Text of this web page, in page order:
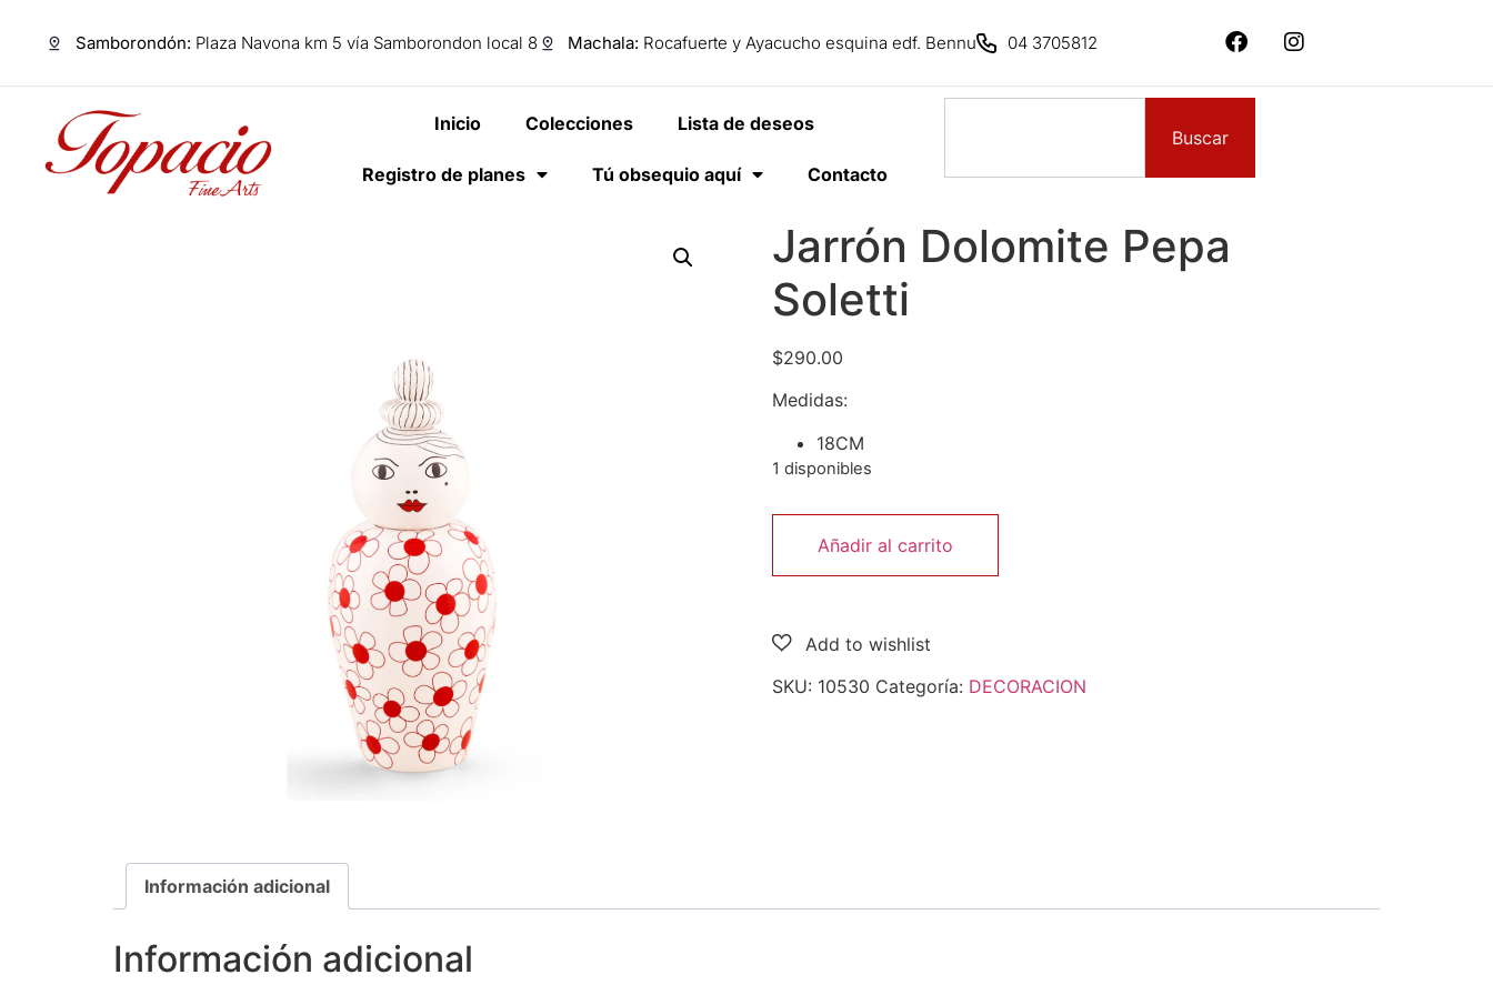
Samborondón: Plaza Navona km 5 vía Samborondon local 8 Machala: Rocafuerte y Ayacucho esquina edf. Bennu 04 3705812
Inicio Colecciones Lista de deseos
Registro de planes Tú obsequio aquí Contacto
Buscar
Jarrón Dolomite Pepa
Soletti
$290.00
Medidas:
18CM
1 disponibles
Añadir al carrito
SKU: 10530 Categoría: DECORACION
Información adicional
Información adicional